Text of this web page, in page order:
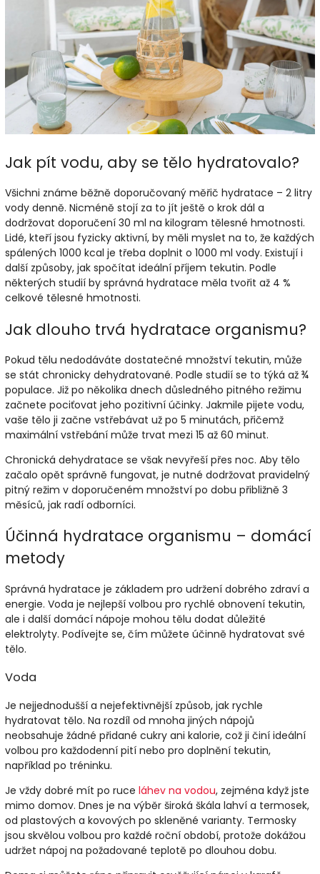
Jak pít vodu, aby se tělo hydratovalo?
Všichni známe běžně doporučovaný měřič hydratace – 2 litry
vody denně. Nicméně stojí za to jít ještě o krok dál a
dodržovat doporučení 30 ml na kilogram tělesné hmotnosti.
Lidé, kteří jsou fyzicky aktivní, by měli myslet na to, že každých
spálených 1000 kcal je třeba doplnit o 1000 ml vody. Existují i
další způsoby, jak spočítat ideální příjem tekutin. Podle
některých studií by správná hydratace měla tvořit až 4 %
celkové tělesné hmotnosti.
Jak dlouho trvá hydratace organismu?
Pokud tělu nedodáváte dostatečné množství tekutin, může
se stát chronicky dehydratované. Podle studií se to týká až ¾
populace. Již po několika dnech důsledného pitného režimu
začnete pociťovat jeho pozitivní účinky. Jakmile pijete vodu,
vaše tělo ji začne vstřebávat už po 5 minutách, přičemž
maximální vstřebání může trvat mezi 15 až 60 minut.
Chronická dehydratace se však nevyřeší přes noc. Aby tělo
začalo opět správně fungovat, je nutné dodržovat pravidelný
pitný režim v doporučeném množství po dobu přibližně 3
měsíců, jak radí odborníci.
Účinná hydratace organismu – domácí
metody
Správná hydratace je základem pro udržení dobrého zdraví a
energie. Voda je nejlepší volbou pro rychlé obnovení tekutin,
ale i další domácí nápoje mohou tělu dodat důležité
elektrolyty. Podívejte se, čím můžete účinně hydratovat své
tělo.
Voda
Je nejjednodušší a nejefektivnější způsob, jak rychle
hydratovat tělo. Na rozdíl od mnoha jiných nápojů
neobsahuje žádné přidané cukry ani kalorie, což ji činí ideální
volbou pro každodenní pití nebo pro doplnění tekutin,
například po tréninku.
Je vždy dobré mít po ruce láhev na vodou, zejména když jste
mimo domov. Dnes je na výběr široká škála lahví a termosek,
od plastových a kovových po skleněné varianty. Termosky
jsou skvělou volbou pro každé roční období, protože dokážou
udržet nápoj na požadované teplotě po dlouhou dobu.